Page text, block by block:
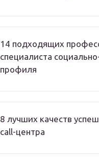
14 подходящих
специалиста
профиля
8 лучших качеств
call-центра